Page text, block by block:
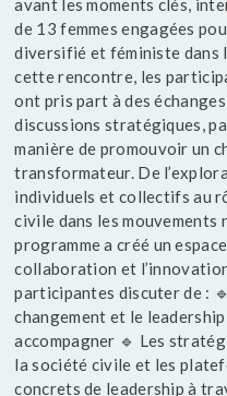
avant les moments clés,
de 13 femmes engagées
diversifié et féministe dans
cette rencontre, les
ont pris part à des
discussions stratégiques,
manière de promouvoir un
transformateur. De
individuels et collectifs au
civile dans les mouvements
programme a créé un
collaboration et
participantes discuter de :
changement et le
accompagner 🔹 Les
la société civile et les
concrets de leadership à